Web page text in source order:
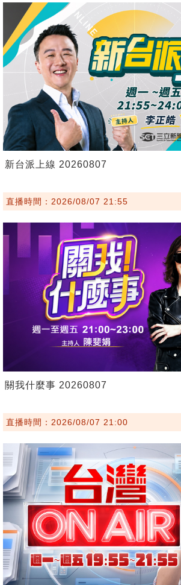
新台派上線 20260807
直播時間：2026/08/07 21:55
關我什麼事 20260807
直播時間：2026/08/07 21:00